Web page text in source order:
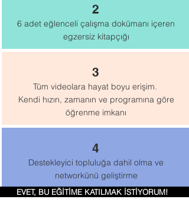
2
6 adet eğlenceli çalışma dokümanı içeren
egzersiz kitapçığı
3
Tüm videolara hayat boyu erişim.
Kendi hızın, zamanın ve programına göre
öğrenme imkanı
4
Destekleyici topluluğa dahil olma ve
networkünü geliştirme
EVET, BU EĞİTİME KATILMAK İSTİYORUM!